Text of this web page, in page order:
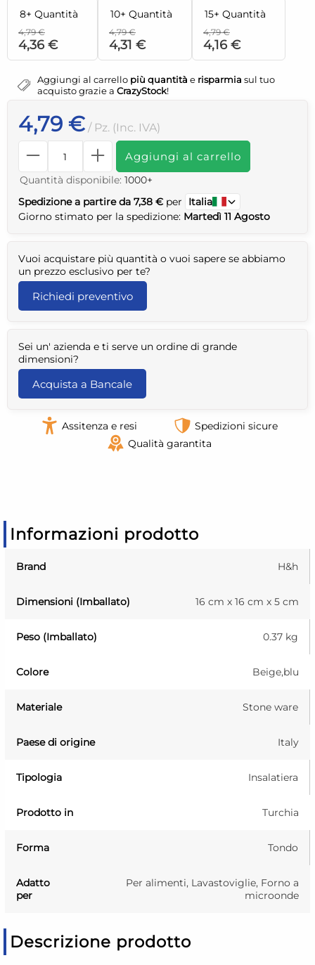
8+ Quantità
4,79 €
4,36 €
10+ Quantità
4,79 €
4,31 €
15+ Quantità
4,79 €
4,16 €
Aggiungi al carrello più quantità e risparmia sul tuo
acquisto grazie a CrazyStock!
4,79 € / Pz. (Inc. IVA)
Aggiungi al carrello
Quantità disponibile: 1000+
Spedizione a partire da 7,38 € per
Italia
Giorno stimato per la spedizione: Martedì 11 Agosto
Vuoi acquistare più quantità o vuoi sapere se abbiamo
un prezzo esclusivo per te?
Richiedi preventivo
Sei un' azienda e ti serve un ordine di grande
dimensioni?
Acquista a Bancale
Assitenza e resi
Spedizioni sicure
Qualità garantita
Informazioni prodotto
Brand H&h
Dimensioni (Imballato) 16 cm x 16 cm x 5 cm
Peso (Imballato) 0.37 kg
Colore Beige,blu
Materiale Stone ware
Paese di origine Italy
Tipologia Insalatiera
Prodotto in Turchia
Forma Tondo
Adatto
per
Per alimenti, Lavastoviglie, Forno a
microonde
Descrizione prodotto